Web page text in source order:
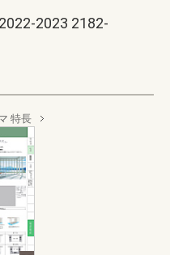
2023 2182-
特長